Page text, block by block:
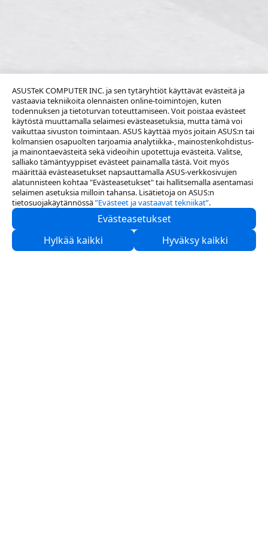
ASUSTeK COMPUTER INC. ja sen tytäryhtiöt käyttävät evästeitä ja
vastaavia tekniikoita olennaisten online-toimintojen, kuten
todennuksen ja tietoturvan toteuttamiseen. Voit poistaa evästeet
käytöstä muuttamalla selaimesi evästeasetuksia, mutta tämä voi
vaikuttaa sivuston toimintaan. ASUS käyttää myös joitain ASUS:n tai
kolmansien osapuolten tarjoamia analytiikka-, mainostenkohdistus-
ja mainontaevästeitä sekä videoihin upotettuja evästeitä. Valitse,
salliako tämäntyyppiset evästeet painamalla tästä. Voit myös
määrittää evästeasetukset napsauttamalla ASUS-verkkosivujen
alatunnisteen kohtaa "Evästeasetukset" tai hallitsemalla asentamasi
selaimen asetuksia milloin tahansa. Lisätietoja on ASUS:n
tietosuojakäytännössä”Evästeet ja vastaavat tekniikat”.
Evästeasetukset
Hylkää kaikki
Hyväksy kaikki
Tietoa meistä